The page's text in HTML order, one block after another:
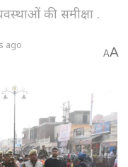
की समीक्षा .
ago
AA